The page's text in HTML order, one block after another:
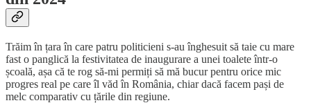
Trăim în țara în care patru politicieni s-au înghesuit să taie cu mare
fast o panglică la festivitatea de inaugurare a unei toalete într-o
școală, așa că te rog să-mi permiți să mă bucur pentru orice mic
progres real pe care îl văd în România, chiar dacă facem pași de
melc comparativ cu țările din regiune.